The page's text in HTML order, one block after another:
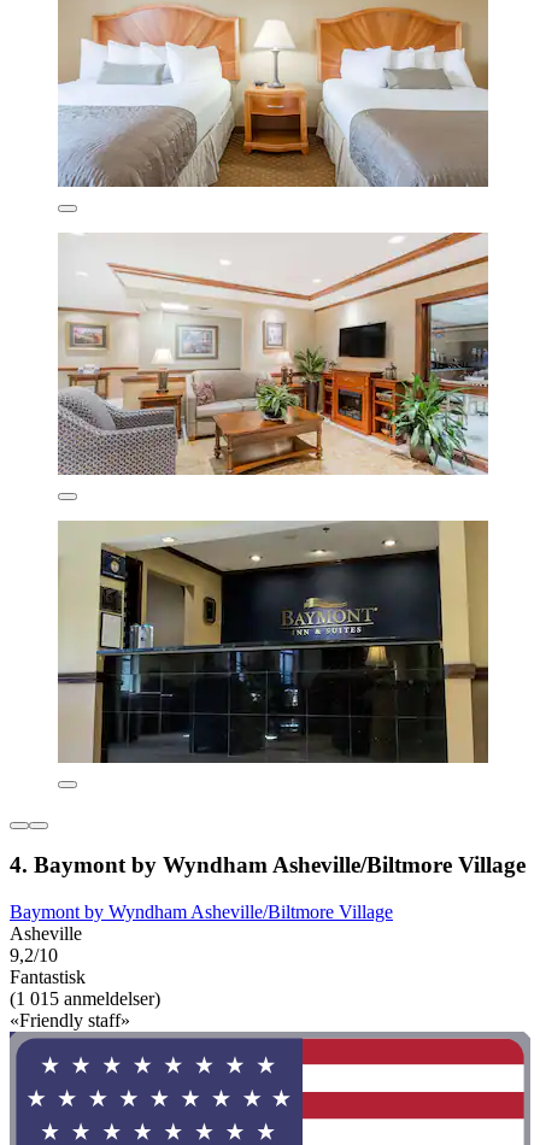
4. Baymont by Wyndham Asheville/Biltmore Village
Baymont by Wyndham Asheville/Biltmore Village
Asheville
9,2/10
Fantastisk
(1 015 anmeldelser)
«Friendly staff»